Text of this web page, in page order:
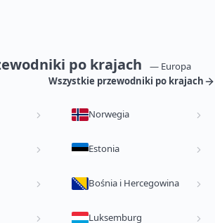
po krajach
— Europa
Wszystkie przewodniki po krajach
Norwegia
Estonia
Bośnia i Hercegowina
Luksemburg